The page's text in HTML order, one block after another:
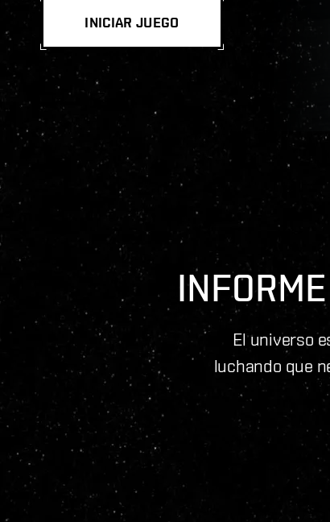
INICIAR JUEGO
El universo
luchando que